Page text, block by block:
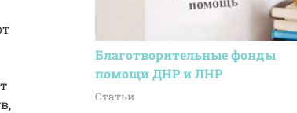
Благотворительные фонды
помощи ДНР и ЛНР
Статьи